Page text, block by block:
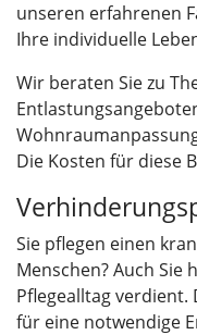
unseren erfahrenen
Ihre individuelle
Wir beraten Sie zu
Die Kosten für diese
Sie pflegen einen
Menschen? Auch Sie
Pflegealltag verdient.
für eine notwendige